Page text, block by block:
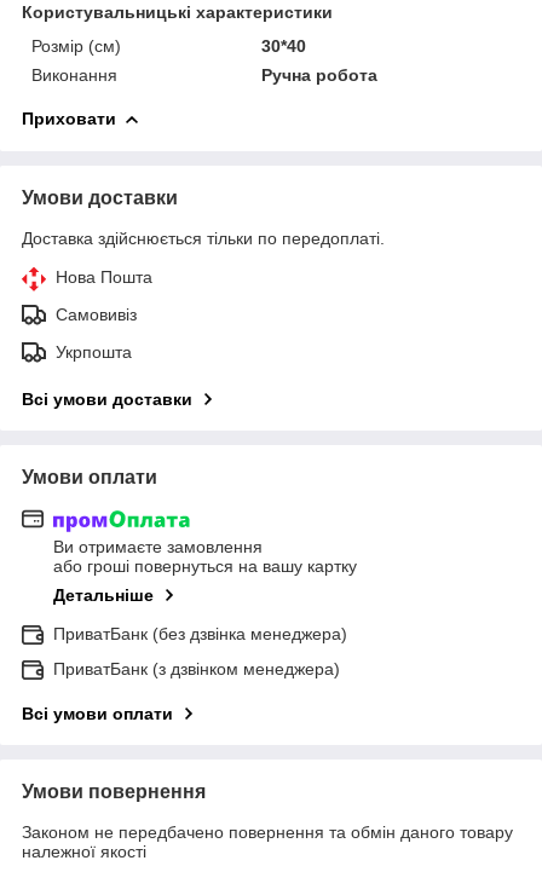
Користувальницькі характеристики
Розмір (см)
30*40
Виконання
Ручна робота
Приховати
Умови доставки
Доставка здійснюється тільки по передоплаті.
Нова Пошта
Самовивіз
Укрпошта
Всі умови доставки
Умови оплати
Ви отримаєте замовлення
або гроші повернуться на вашу картку
Детальніше
ПриватБанк (без дзвінка менеджера)
ПриватБанк (з дзвінком менеджера)
Всі умови оплати
Умови повернення
Законом не передбачено повернення та обмін даного товару
належної якості